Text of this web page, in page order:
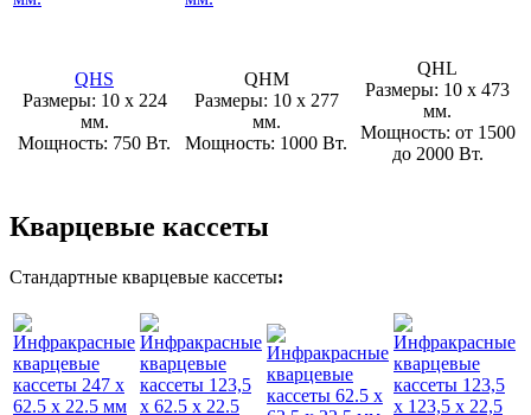
QHS
Размеры: 10 x 224
мм.
Мощность: 750 Вт.
QHM
Размеры: 10 x 277
мм.
Мощность: 1000 Вт.
QHL
Размеры: 10 x 473
мм.
Мощность: от 1500
до 2000 Вт.
Кварцевые кассеты
Стандартные кварцевые кассеты: